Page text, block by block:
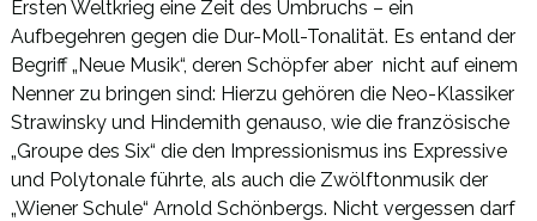
Ersten Weltkrieg eine Zeit des Umbruchs – ein
Aufbegehren gegen die Dur-Moll-Tonalität. Es entand der
Begriff „Neue Musik“, deren Schöpfer aber nicht auf einem
Nenner zu bringen sind: Hierzu gehören die Neo-Klassiker
Strawinsky und Hindemith genauso, wie die französische
„Groupe des Six“ die den Impressionismus ins Expressive
und Polytonale führte, als auch die Zwölftonmusik der
„Wiener Schule“ Arnold Schönbergs. Nicht vergessen darf